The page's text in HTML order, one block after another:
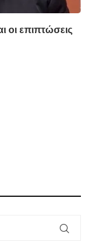
οι επιπτώσεις